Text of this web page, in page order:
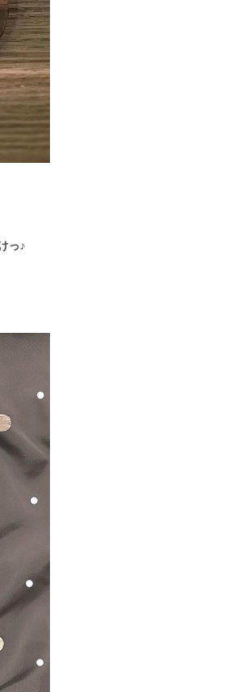
っ♪